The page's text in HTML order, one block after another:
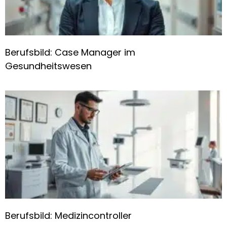
Berufsbild: Case Manager im
Gesundheitswesen
Berufsbild: Medizincontroller